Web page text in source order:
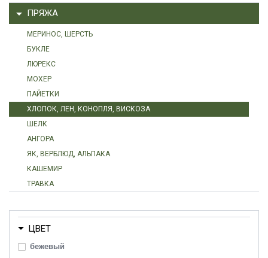
ПРЯЖА
МЕРИНОС, ШЕРСТЬ
БУКЛЕ
ЛЮРЕКС
МОХЕР
ПАЙЕТКИ
ХЛОПОК, ЛЕН, КОНОПЛЯ, ВИСКОЗА
ШЕЛК
АНГОРА
ЯК, ВЕРБЛЮД, АЛЬПАКА
КАШЕМИР
ТРАВКА
ЦВЕТ
бежевый